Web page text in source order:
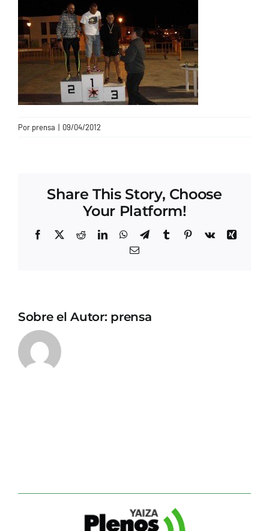
CONTACTO
Por prensa | 09/04/2012
Share This Story, Choose
Your Platform!
Facebook
X RedditLinkedInWhatsApp
TelegramTumblrPinterest
Vk
Xing
Correo
Sobre el Autor: prensa